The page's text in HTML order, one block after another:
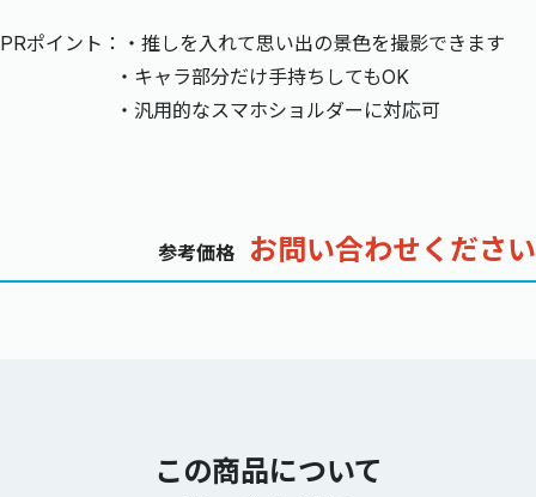
PRポイント：・推しを入れて思い出の景色を撮影できます
・キャラ部分だけ手持ちしてもOK
・汎用的なスマホショルダーに対応可
参考価格 お問い合わせください
この商品について